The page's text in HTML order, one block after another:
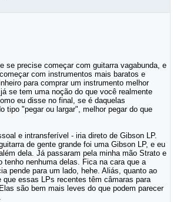
se precise começar com guitarra vagabunda, e
com instrumentos mais baratos e
para comprar um instrumento melhor
se tem uma noção do que você realmente
eu disse no final, se é daquelas
tipo "pegar ou largar", melhor pegar do que
e intransferível - iria direto de Gibson LP.
de gente grande foi uma Gibson LP, e eu
dela. Já passaram pela minha mão Strato e
tenho nenhuma delas. Fica na cara que a
pende para um lado, hehe. Aliás, quanto ao
que essas LPs recentes têm câmaras para
são bem mais leves do que podem parecer